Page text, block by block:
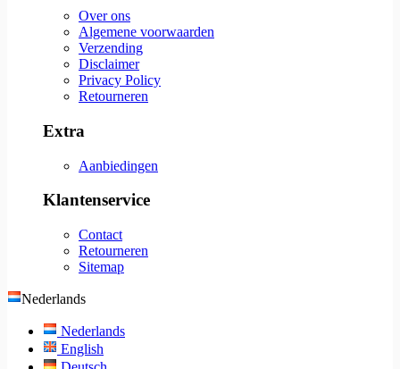
Over ons
Algemene voorwaarden
Verzending
Disclaimer
Privacy Policy
Retourneren
Extra
Aanbiedingen
Klantenservice
Contact
Retourneren
Sitemap
Nederlands
Nederlands
English